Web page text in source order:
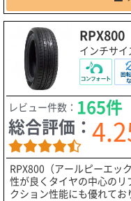
RPX800
インチサ
レビュー件数： 165件
総合評価：
RPX800（アールピーエッ
性が良くタイヤの中心の
クション性能にも優れてお